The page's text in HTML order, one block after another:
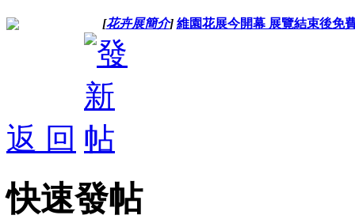
[花卉展簡介] 維園花展今開幕 展覽結束後免
返 回
快速發帖